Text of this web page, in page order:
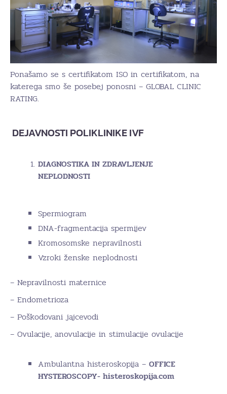
Ponašamo se s certifikatom ISO in certifikatom, na
katerega smo še posebej ponosni – GLOBAL CLINIC
RATING.
DEJAVNOSTI POLIKLINIKE IVF
DIAGNOSTIKA IN ZDRAVLJENJE
NEPLODNOSTI
Spermiogram
DNA-fragmentacija spermijev
Kromosomske nepravilnosti
Vzroki ženske neplodnosti
– Nepravilnosti maternice
– Endometrioza
– Poškodovani jajcevodi
– Ovulacije, anovulacije in stimulacije ovulacije
Ambulantna histeroskopija – OFFICE
HYSTEROSCOPY- histeroskopija.com